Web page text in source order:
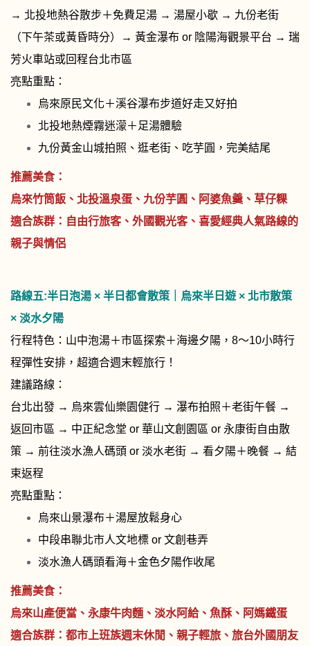
→ 北投地熱谷散步＋免費足湯 → 湯屋小歇 → 九份老街
（下午茶或黃昏時分）→ 黃金瀑布 or 陰陽海觀景平台 → 瑞
芳火車站或回程台北市區
亮點重點：
烏來原民文化＋溪谷瀑布步道好走又好拍
北投地熱煙霧迷濛＋足湯體驗
九份黃金山城拍照、逛老街、吃芋圓，完美結尾
推薦美食：
烏來竹筒飯、北投溫泉蛋、九份芋圓、阿婆魚羹、草仔粿
適合族群：自由行旅客、外國觀光客、喜愛經典人氣路線的
親子與情侶
路線五:半日泡湯 × 半日都會散策｜烏來半日遊 × 北市散策
× 淡水夕陽
行程特色：山中泡湯＋市區探索＋海邊夕陽，8～10小時行
程彈性安排，超適合週末輕旅行！
建議路線：
台北出發 → 烏來雲仙樂園健行 → 瀑布拍照＋老街午餐 →
返回市區 → 中正紀念堂 or 華山文創園區 or 永康街自由散
策 → 前往淡水漁人碼頭 or 淡水老街 → 看夕陽＋晚餐 → 結
束返程
亮點重點：
烏來山景瀑布＋湯屋放鬆身心
中段串聯北市人文地標 or 文創巷弄
淡水漁人碼頭看海＋金色夕陽作收尾
推薦美食：
烏來山產便當、永康牛肉麵、淡水阿給、魚酥、阿媽鐵蛋
適合族群：都市上班族週末休閒、親子輕旅、旅台外國朋友